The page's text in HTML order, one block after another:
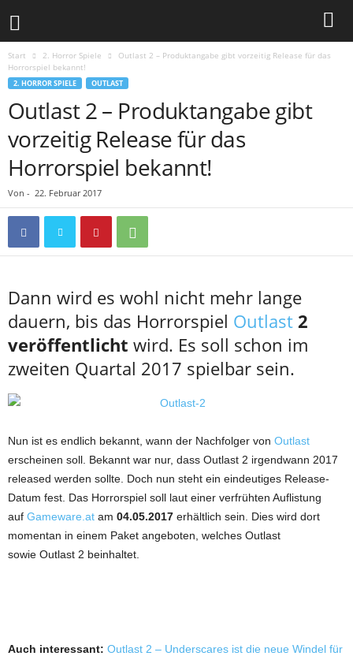
Start 2. Horror Spiele
Outlast 2 – Produktangabe gibt vorzeitig Release für das
Horrorspiel bekannt!
2. HORROR SPIELE OUTLAST
Outlast 2 – Produktangabe gibt
vorzeitig Release für das
Horrorspiel bekannt!
Von - 22. Februar 2017
Dann wird es wohl nicht mehr lange
dauern, bis das Horrorspiel Outlast 2
veröffentlicht wird. Es soll schon im
zweiten Quartal 2017 spielbar sein.
Nun ist es endlich bekannt, wann der Nachfolger von Outlast
erscheinen soll. Bekannt war nur, dass Outlast 2 irgendwann 2017
released werden sollte. Doch nun steht ein eindeutiges Release-
Datum fest. Das Horrorspiel soll laut einer verfrühten Auflistung
auf Gameware.at am 04.05.2017 erhältlich sein. Dies wird dort
momentan in einem Paket angeboten, welches Outlast
sowie Outlast 2 beinhaltet.
Auch interessant: Outlast 2 – Underscares ist die neue Windel für